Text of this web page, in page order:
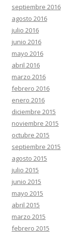
septiembre 2016
agosto 2016
julio 2016
junio 2016
mayo 2016
abril 2016
marzo 2016
febrero 2016
enero 2016
diciembre 2015
noviembre 2015
octubre 2015
septiembre 2015
agosto 2015
julio 2015
junio 2015
mayo 2015
abril 2015
marzo 2015
febrero 2015